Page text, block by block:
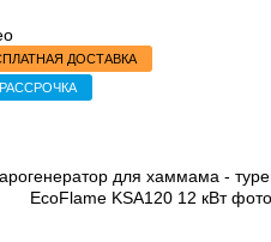
ДОСТАВКА